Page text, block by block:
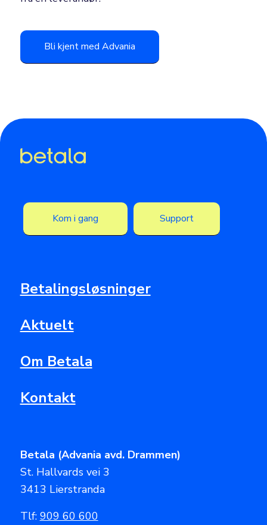
Bli kjent med Advania
Kom i gang Support
Betalingsløsninger
Aktuelt
Om Betala
Kontakt
Betala (Advania avd. Drammen)
St. Hallvards vei 3
3413 Lierstranda
Tlf: 909 60 600